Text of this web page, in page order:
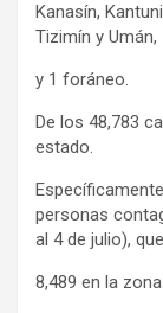
Kanasín,
Tizimín y Umán,
y 1 foráneo.
De los 48,783
estado.
personas
al 4 de julio),
8,489 en la